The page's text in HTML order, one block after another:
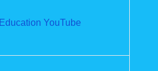
YouTube